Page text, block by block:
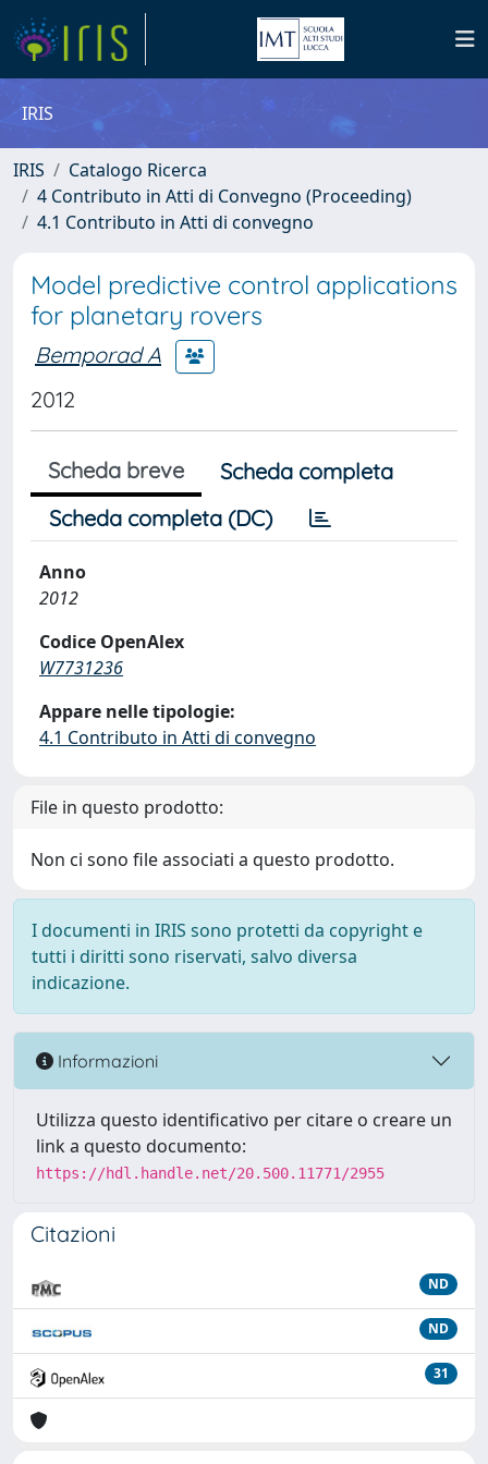
IRIS
IRIS
Catalogo Ricerca
4 Contributo in Atti di Convegno (Proceeding)
4.1 Contributo in Atti di convegno
Model predictive control applications
for planetary rovers
Bemporad A
2012
Scheda breve
Scheda completa
Scheda completa (DC)
Anno
2012
Codice OpenAlex
W7731236
Appare nelle tipologie:
4.1 Contributo in Atti di convegno
File in questo prodotto:
Non ci sono file associati a questo prodotto.
I documenti in IRIS sono protetti da copyright e
tutti i diritti sono riservati, salvo diversa
indicazione.
Informazioni
Utilizza questo identificativo per citare o creare un
link a questo documento:
https://hdl.handle.net/20.500.11771/2955
Citazioni
ND
ND
31